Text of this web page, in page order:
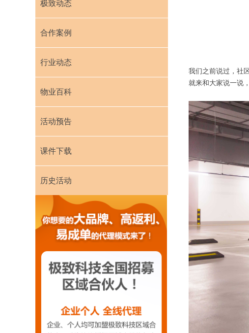
我们之前说过，社
就来和大家说一说
极致动态
合作案例
行业动态
物业百科
活动预告
课件下载
历史活动